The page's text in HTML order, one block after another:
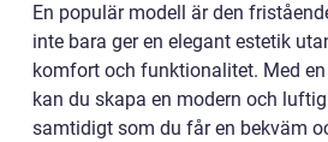
En populär modell är den
inte bara ger en elegant estetik
komfort och funktionalitet. Med
kan du skapa en modern och
samtidigt som du får en bekväm